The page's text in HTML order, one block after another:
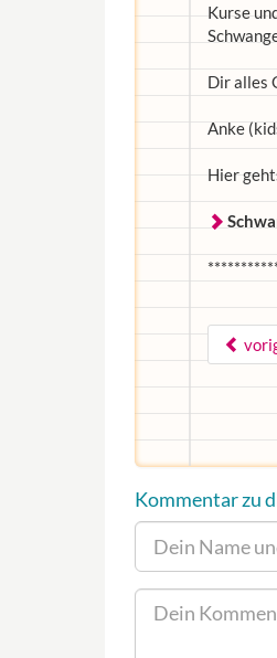
Kurse
Dir alles
Anke
Hier
Kommentar zu